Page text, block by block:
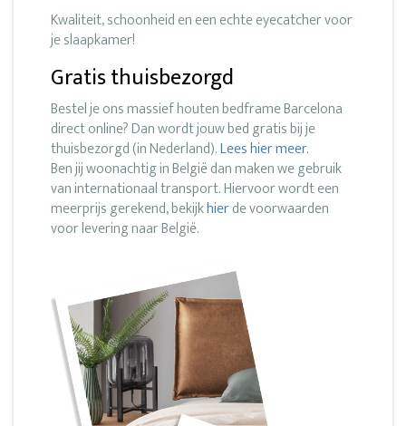
Kwaliteit, schoonheid en een echte eyecatcher voor
je slaapkamer!
Gratis thuisbezorgd
Bestel je ons massief houten bedframe Barcelona
direct online? Dan wordt jouw bed gratis bij je
thuisbezorgd (in Nederland).Lees hier meer.
Ben jij woonachtig in België dan maken we gebruik
van internationaal transport. Hiervoor wordt een
meerprijs gerekend, bekijkhierde voorwaarden
voor levering naar België.